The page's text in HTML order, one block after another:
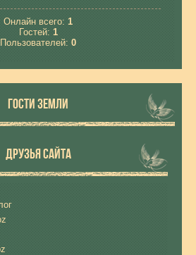
Онлайн всего: 1
Гостей: 1
Пользователей: 0
ГОСТИ ЗЕМЛИ
ДРУЗЬЯ САЙТА